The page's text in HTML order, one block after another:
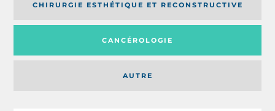
AUTRE
CHIRURGIE ESTHÉTIQUE ET RECONSTRUCTIVE
CANCÉROLOGIE